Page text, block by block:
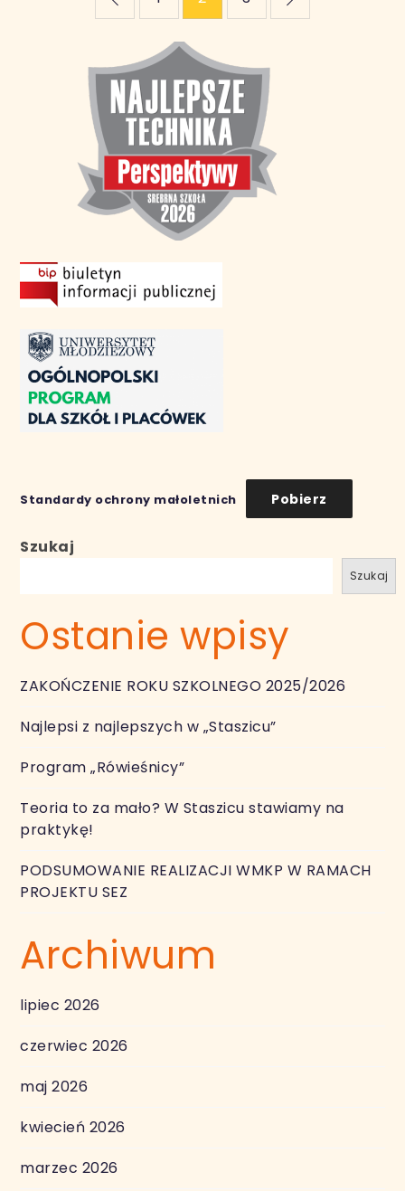
wpisów
Standardy ochrony małoletnich Pobierz
Szukaj
Szukaj
Ostanie wpisy
ZAKOŃCZENIE ROKU SZKOLNEGO 2025/2026
Najlepsi z najlepszych w „Staszicu”
Program „Rówieśnicy”
Teoria to za mało? W Staszicu stawiamy na
praktykę!
PODSUMOWANIE REALIZACJI WMKP W RAMACH
PROJEKTU SEZ
Archiwum
lipiec 2026
czerwiec 2026
maj 2026
kwiecień 2026
marzec 2026